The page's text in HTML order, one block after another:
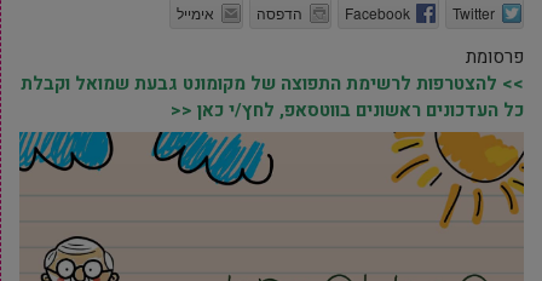
Twitter
Facebook הדפסה אימייל
פרסומת
>> להצטרפות לרשימת התפוצה של מקומונט גבעת שמואל וקבלת
כל העדכונים ראשונים בווטסאפ, לחץ/י כאן <<